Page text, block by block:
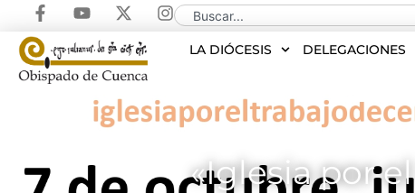
LA DIÓCESIS DELEGACIONES
«Iglesia por